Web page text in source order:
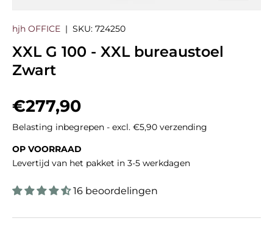
hjh OFFICE | SKU: 724250
XXL G 100 - XXL bureaustoel
Zwart
Reguliere prijs
€277,90
Belasting inbegrepen - excl. €5,90 verzending
OP VOORRAAD
Levertijd van het pakket in 3-5 werkdagen
16 beoordelingen